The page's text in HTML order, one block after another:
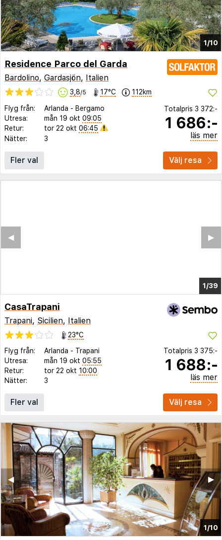
1/10
Residence Parco del Garda
Bardolino, Gardasjön, Italien
3,8/5 17°C 112km
Flyg från: Arlanda - Bergamo
Utresa:
mån 19 okt 09:05
Retur:
tor 22 okt 06:45
Nätter:
3
Totalpris 3 372:-
1 686:-
läs mer
Fler val Välj resa
1/28
▶︎
◀︎
CasaTrapani
Trapani, Sicilien, Italien
23°C
Flyg från:
Arlanda - Trapani
Utresa:
mån 19 okt 05:55
Retur:
tor 22 okt 10:00
Nätter:
3
Totalpris 3 375:-
1 688:-
läs mer
Fler val Välj resa
1/10
▶︎
◀︎